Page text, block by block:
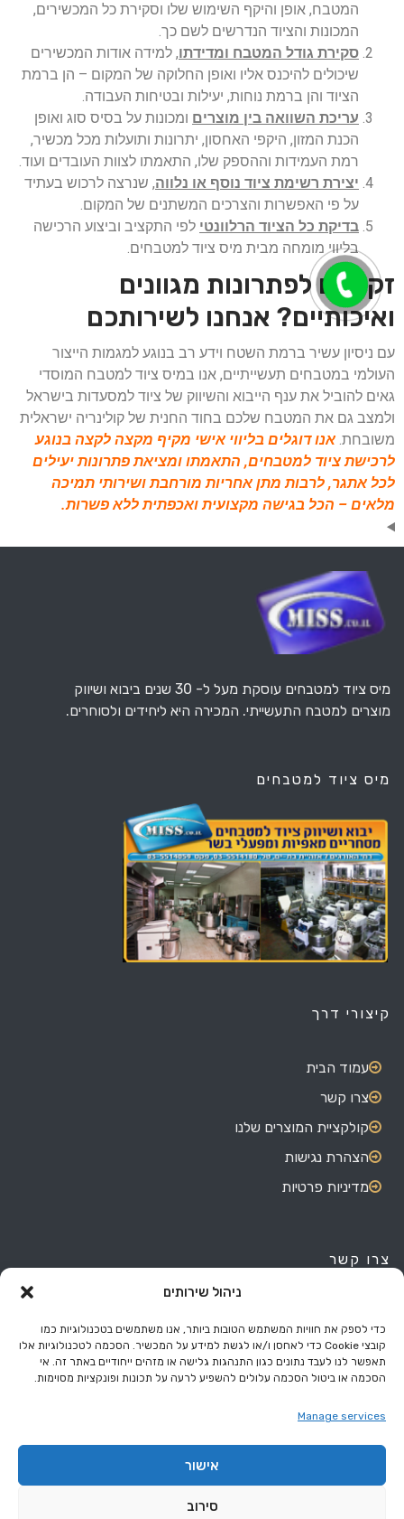
ניהול שירותים
כדי לספק את חוויות המשתמש הטובות ביותר, אנו משתמשים בטכנולוגיות כמו
קובצי Cookie כדי לאחסן ו/או לגשת למידע על המכשיר. הסכמה לטכנולוגיות אלו
תאפשר לנו לעבד נתונים כגון התנהגות גלישה או מזהים ייחודיים באתר זה. אי
הסכמה או ביטול הסכמה עלולים להשפיע לרעה על תכונות ופונקציות מסוימות.
Manage services
אישור
סירוב
המטבח, אופן והיקף השימוש שלו וסקירת כל המכשירים,
המכונות והציוד הנדרשים לשם כך.
סקירת גודל המטבח ומדידתו, למידה אודות המכשירים
שיכולים להיכנס אליו ואופן החלוקה של המקום – הן ברמת
הציוד והן ברמת נוחות, יעילות ובטיחות העבודה.
עריכת השוואה בין מוצרים ומכונות על בסיס סוג ואופן
הכנת המזון, היקפי האחסון, יתרונות ותועלות מכל מכשיר,
רמת העמידות וההספק שלו, התאמתו לצוות העובדים ועוד.
יצירת רשימת ציוד נוסף או נלווה, שנרצה לרכוש בעתיד
על פי האפשרות והצרכים המשתנים של המקום.
בדיקת כל הציוד הרלוונטי לפי התקציב וביצוע הרכישה
בליווי מומחה מבית מיס ציוד למטבחים.
זקוקים לפתרונות מגוונים
ואיכותיים? אנחנו לשירותכם
עם ניסיון עשיר ברמת השטח וידע רב בנוגע למגמות הייצור
העולמי במטבחים תעשייתיים, אנו במיס ציוד למטבח המוסדי
גאים להוביל את ענף הייבוא והשיווק של ציוד למסעדות בישראל
ולמצב גם את המטבח שלכם בחוד החנית של קולינריה ישראלית
משובחת. אנו דוגלים בליווי אישי מקיף מקצה לקצה בנוגע
לרכישת ציוד למטבחים, התאמתו ומציאת פתרונות יעילים
לכל אתגר, לרבות מתן אחריות מורחבת ושירותי תמיכה
מלאים – הכל בגישה מקצועית ואכפתית ללא פשרות.
מיס ציוד למטבחים עוסקת מעל ל- 30 שנים ביבוא ושיווק
מוצרים למטבח התעשייתי. המכירה היא ליחידים ולסוחרים.
מיס ציוד למטבחים
קיצורי דרך
עמוד הבית
צרו קשר
קולקציית המוצרים שלנו
הצהרת נגישות
מדיניות פרטיות
צרו קשר
03-551-4180
050-577-5094
ראשון עד חמישי - 08:00 עד 17:00
© 2026 Miss.co.il Made With
קולקציית המוצרים שלנו